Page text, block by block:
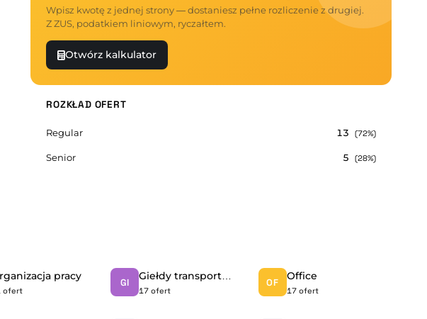
Wpisz kwotę z jednej strony — dostaniesz pełne rozliczenie z drugiej.
Z ZUS, podatkiem liniowym, ryczałtem.
Otwórz kalkulator
ROZKŁAD OFERT
Regular 13 (72%)
Senior 5 (28%)
pracy
ofert
GI
17 ofert
OF
Office
17 ofert